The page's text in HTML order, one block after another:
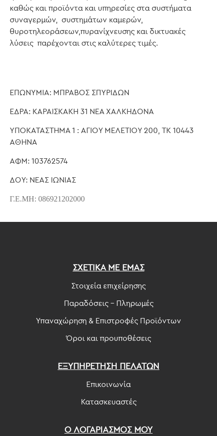
καθώς και προϊόντα και υπηρεσίες στα συστήματα
συναγερμών, συστημάτων καμερών,
θυροτηλεοράσεων,πυρανίχνευσης και δικτυακές
λύσεις παρέχονται στις καλύτερες τιμές.
ΕΠΩΝΥΜΙΑ: ΜΠΡΑΒΟΣ ΣΠΥΡΙΔΩΝ
ΕΔΡΑ: ΚΑΡΑΙΣΚΑΚΗ 31 ΝΕΑ ΧΑΛΚΗΔΟΝΑ
ΥΠΟΚΑΤΑΣΤΗΜΑ 1 : ΑΓΙΟΥ ΜΕΛΕΤΙΟΥ 200, ΤΚ 10443
ΑΘΗΝΑ
ΑΦΜ: 103762574
ΔΟΥ: ΝΕΑΣ ΙΩΝΙΑΣ
Γ.Ε.ΜΗ: 086921202000
ΣΧΕΤΙΚΑ ΜΕ ΕΜΑΣ
Στοιχεία επιχείρησης
Παραδόσεις - Πληρωμές
Υπαναχώρηση & Επιστροφές Προϊόντων
Όροι και προυποθέσεις
ΕΞΥΠΗΡΕΤΗΣΗ ΠΕΛΑΤΩΝ
Επικοινωνία
Κατασκευαστές
Ο ΛΟΓΑΡΙΑΣΜΟΣ ΜΟΥ